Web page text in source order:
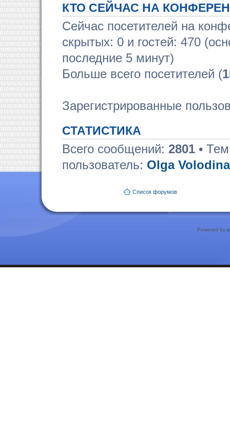
КТО СЕЙЧАС НА
Сейчас посетителей на
скрытых: 0 и гостей: 470
последние 5 минут)
Больше всего посетителей (
Зарегистрированные
СТАТИСТИКА
Всего сообщений: 2801 •
пользователь: Olga Volodina
Список форумов
Powered by